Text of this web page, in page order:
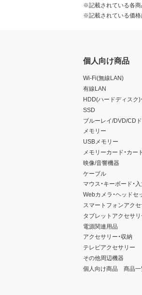
※記載されている各商
※記載されている価格
個人向け商品
Wi-Fi(無線LAN)
有線LAN
HDD(ハードディスク)
SSD
ブルーレイ/DVD/CD
メモリー
USBメモリー
メモリーカード・カ
映像/音響機器
ケーブル
マウス・キーボード・
Webカメラ・ヘッドセ
スマートフォンアク
タブレットアクセサ
電源関連用品
アクセサリー・収納
テレビアクセサリー
その他周辺機器
個人向け商品 商品